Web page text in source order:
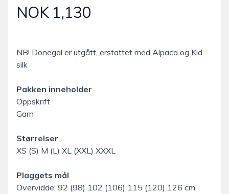
Produktdetaljer
NOK 1,130
NB! Donegal er utgått, erstattet med Alpaca og Kid
silk
Pakken inneholder
Oppskrift
Garn
Størrelser
XS (S) M (L) XL (XXL) XXXL
Plaggets mål
Overvidde: 92 (98) 102 (106) 115 (120) 126 cm